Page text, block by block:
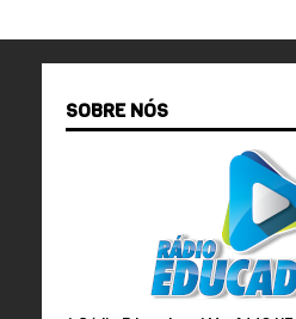
SOBRE NÓS